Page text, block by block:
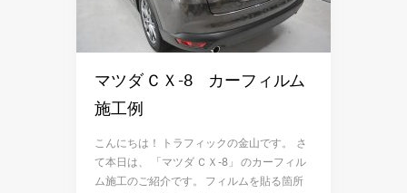
マツダ ＣＸ-8 カーフィルム
施工例
こんにちは！ トラフィックの金山です。 さ
て本日は、 「マツダ ＣＸ-8」 のカーフィル
ム施工のご紹介です。 フィルムを貼る箇所